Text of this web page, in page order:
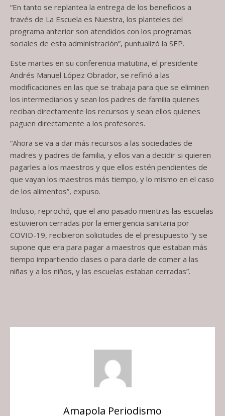
“En tanto se replantea la entrega de los beneficios a
través de La Escuela es Nuestra, los planteles del
programa anterior son atendidos con los programas
sociales de esta administración”, puntualizó la SEP.
Este martes en su conferencia matutina, el presidente
Andrés Manuel López Obrador, se refirió a las
modificaciones en las que se trabaja para que se eliminen
los intermediarios y sean los padres de familia quienes
reciban directamente los recursos y sean ellos quienes
paguen directamente a los profesores.
“Ahora se va a dar más recursos a las sociedades de
madres y padres de familia, y ellos van a decidir si quieren
pagarles a los maestros y que ellos estén pendientes de
que vayan los maestros más tiempo, y lo mismo en el caso
de los alimentos”, expuso.
Incluso, reprochó, que el año pasado mientras las escuelas
estuvieron cerradas por la emergencia sanitaria por
COVID-19, recibieron solicitudes de el presupuesto “y se
supone que era para pagar a maestros que estaban más
tiempo impartiendo clases o para darle de comer a las
niñas y a los niños, y las escuelas estaban cerradas”.
Amapola Periodismo